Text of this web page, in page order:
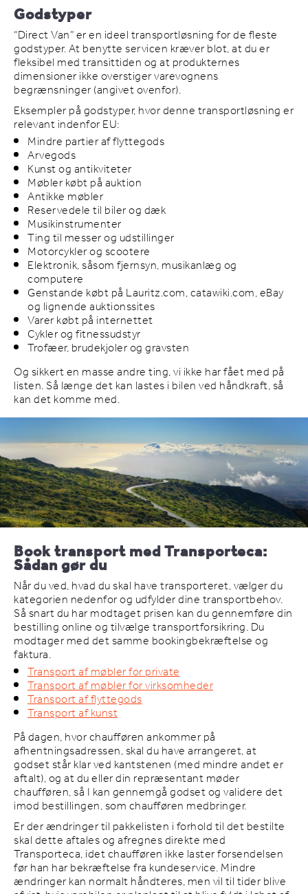
Godstyper
“Direct Van” er en ideel transportløsning for de fleste
godstyper. At benytte servicen kræver blot, at du er
fleksibel med transittiden og at produkternes
dimensioner ikke overstiger varevognens
begrænsninger (angivet ovenfor).
Eksempler på godstyper, hvor denne transportløsning er
relevant indenfor EU:
Mindre partier af flyttegods
Arvegods
Kunst og antikviteter
Møbler købt på auktion
Antikke møbler
Reservedele til biler og dæk
Musikinstrumenter
Ting til messer og udstillinger
Motorcykler og scootere
Elektronik, såsom fjernsyn, musikanlæg og
computere
Genstande købt på Lauritz.com, catawiki.com, eBay
og lignende auktionssites
Varer købt på internettet
Cykler og fitnessudstyr
Trofæer, brudekjoler og gravsten
Og sikkert en masse andre ting, vi ikke har fået med på
listen. Så længe det kan lastes i bilen ved håndkraft, så
kan det komme med.
Book transport med Transporteca:
Sådan gør du
Når du ved, hvad du skal have transporteret, vælger du
kategorien nedenfor og udfylder dine transportbehov.
Så snart du har modtaget prisen kan du gennemføre din
bestilling online og tilvælge transportforsikring. Du
modtager med det samme bookingbekræftelse og
faktura.
Transport af møbler for private
Transport af møbler for virksomheder
Transport af flyttegods
Transport af kunst
På dagen, hvor chaufføren ankommer på
afhentningsadressen, skal du have arrangeret, at
godset står klar ved kantstenen (med mindre andet er
aftalt), og at du eller din repræsentant møder
chaufføren, så I kan gennemgå godset og validere det
imod bestillingen, som chaufføren medbringer.
Er der ændringer til pakkelisten i forhold til det bestilte
skal dette aftales og afregnes direkte med
Transporteca, idet chaufføren ikke laster forsendelsen
før han har bekræftelse fra kundeservice. Mindre
ændringer kan normalt håndteres, men vil til tider blive